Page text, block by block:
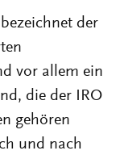
der
vor allem ein
die der IRO
gehören
und nach